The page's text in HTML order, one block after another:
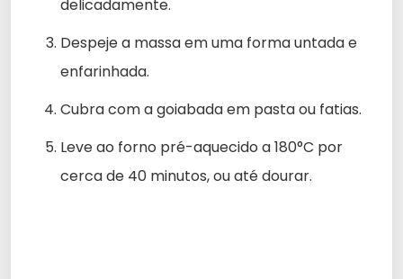
delicadamente.
Despeje a massa em uma forma untada e
enfarinhada.
Cubra com a goiabada em pasta ou fatias.
Leve ao forno pré-aquecido a 180°C por
cerca de 40 minutos, ou até dourar.